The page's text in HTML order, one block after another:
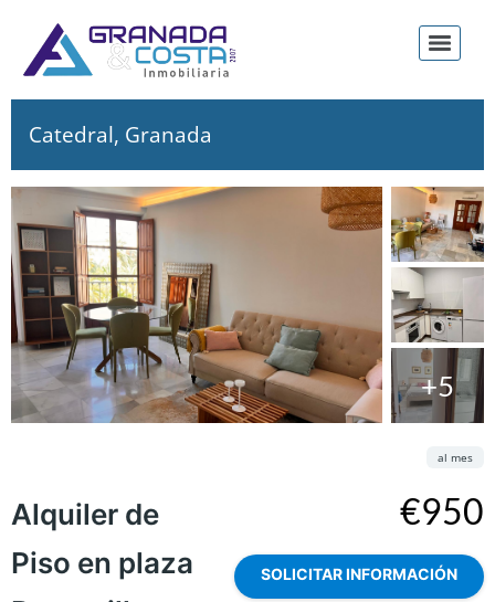
Catedral, Granada
+5
Alquiler de
Piso en plaza
€950
al mes
SOLICITAR INFORMACIÓN